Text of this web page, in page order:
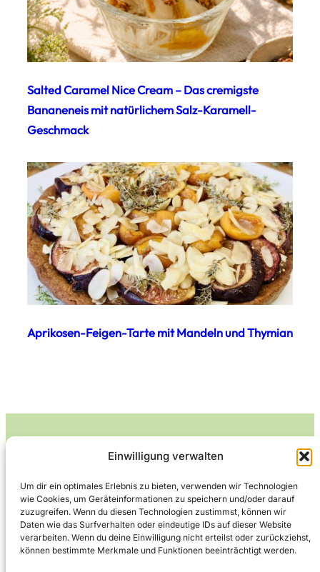
Einwilligung verwalten
Um dir ein optimales Erlebnis zu bieten, verwenden wir Technologien
wie Cookies, um Geräteinformationen zu speichern und/oder darauf
zuzugreifen. Wenn du diesen Technologien zustimmst, können wir
Daten wie das Surfverhalten oder eindeutige IDs auf dieser Website
verarbeiten. Wenn du deine Einwilligung nicht erteilst oder zurückziehst,
können bestimmte Merkmale und Funktionen beeinträchtigt werden.
Salted Caramel Nice Cream – Das cremigste
Bananeneis mit natürlichem Salz-Karamell-
Geschmack
Aprikosen-Feigen-Tarte mit Mandeln und Thymian
Leckerlife
Lecker essen – gesund leben.